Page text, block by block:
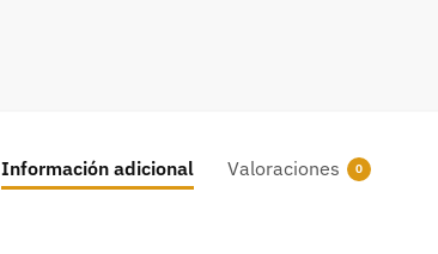
Información adicional Valoraciones 0